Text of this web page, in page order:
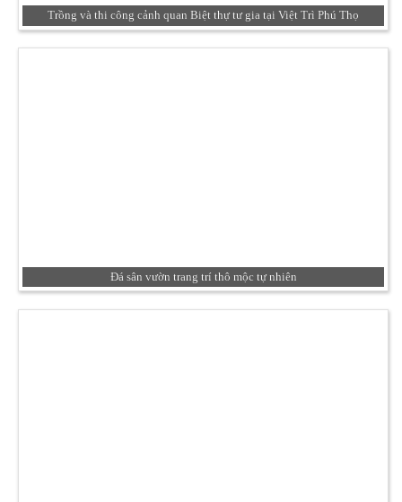
Trồng và thi công cảnh quan Biệt thự tư gia tại Việt Trì Phú Thọ
Đá sân vườn trang trí thô mộc tự nhiên